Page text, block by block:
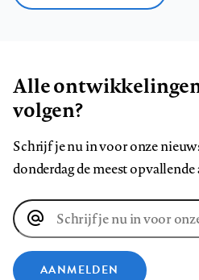
Alle
volgen?
Schrijf je nu in voor onze
donderdag de meest
E-
mailadres
AANMELDEN